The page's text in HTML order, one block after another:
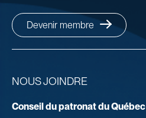
NOUS JOINDRE
Conseil du patronat du Québec
Devenir membre